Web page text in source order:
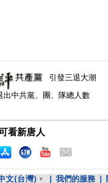
引發三退大潮
出中共黨、團、隊總人數
看新唐人
文(台灣) 我們的服務